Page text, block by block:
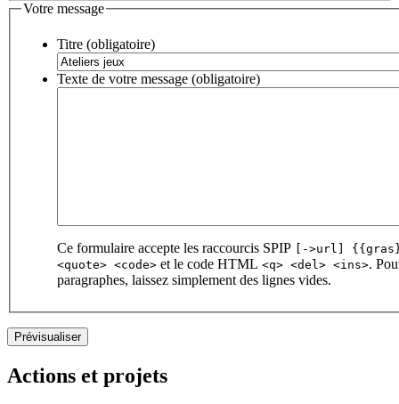
Votre message
Titre (obligatoire)
Texte de votre message (obligatoire)
Ce formulaire accepte les raccourcis SPIP
[->url]
<quote> <code> et le code HTML <q> <del> <ins>.
paragraphes, laissez simplement des lignes vides.
Actions et projets